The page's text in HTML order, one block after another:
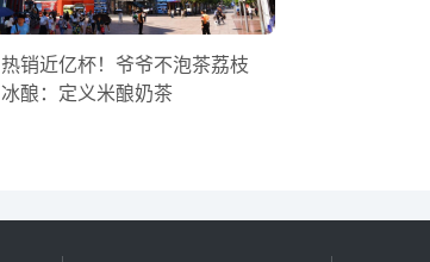
热销近亿杯！爷爷不泡茶荔枝
冰酿：定义米酿奶茶